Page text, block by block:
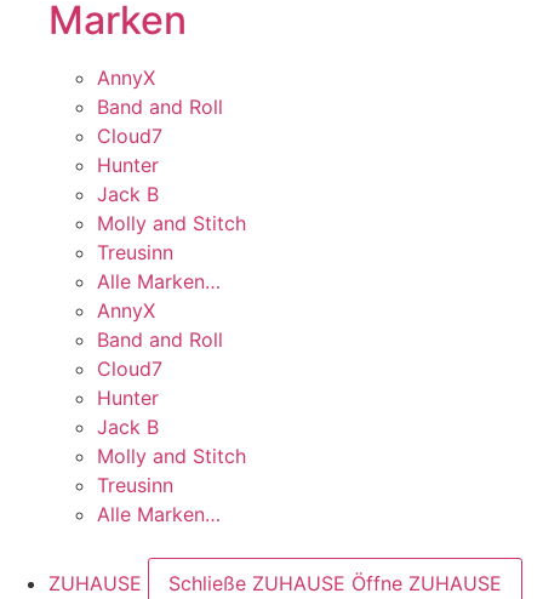
Marken
AnnyX
Band and Roll
Cloud7
Hunter
Jack B
Molly and Stitch
Treusinn
Alle Marken…
AnnyX
Band and Roll
Cloud7
Hunter
Jack B
Molly and Stitch
Treusinn
Alle Marken…
ZUHAUSE Schließe ZUHAUSE Öffne ZUHAUSE